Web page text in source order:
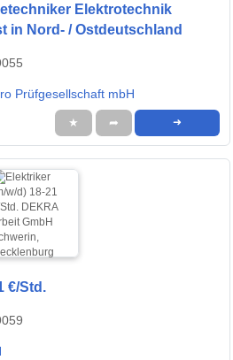
Elektrotechnik
in Nord- / Ostdeutschland
Prüfgesellschaft mbH
★ ➦ ➜
€/Std.